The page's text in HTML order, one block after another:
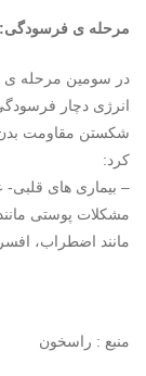
مرحله ی فرسودگی:
در سومین مرحله ی
انرژی دچار
شکستن مقاومت بدن
کرد:
– بیماری های
مشکلات پوستی
مانند اضطراب،
منبع : راسخون